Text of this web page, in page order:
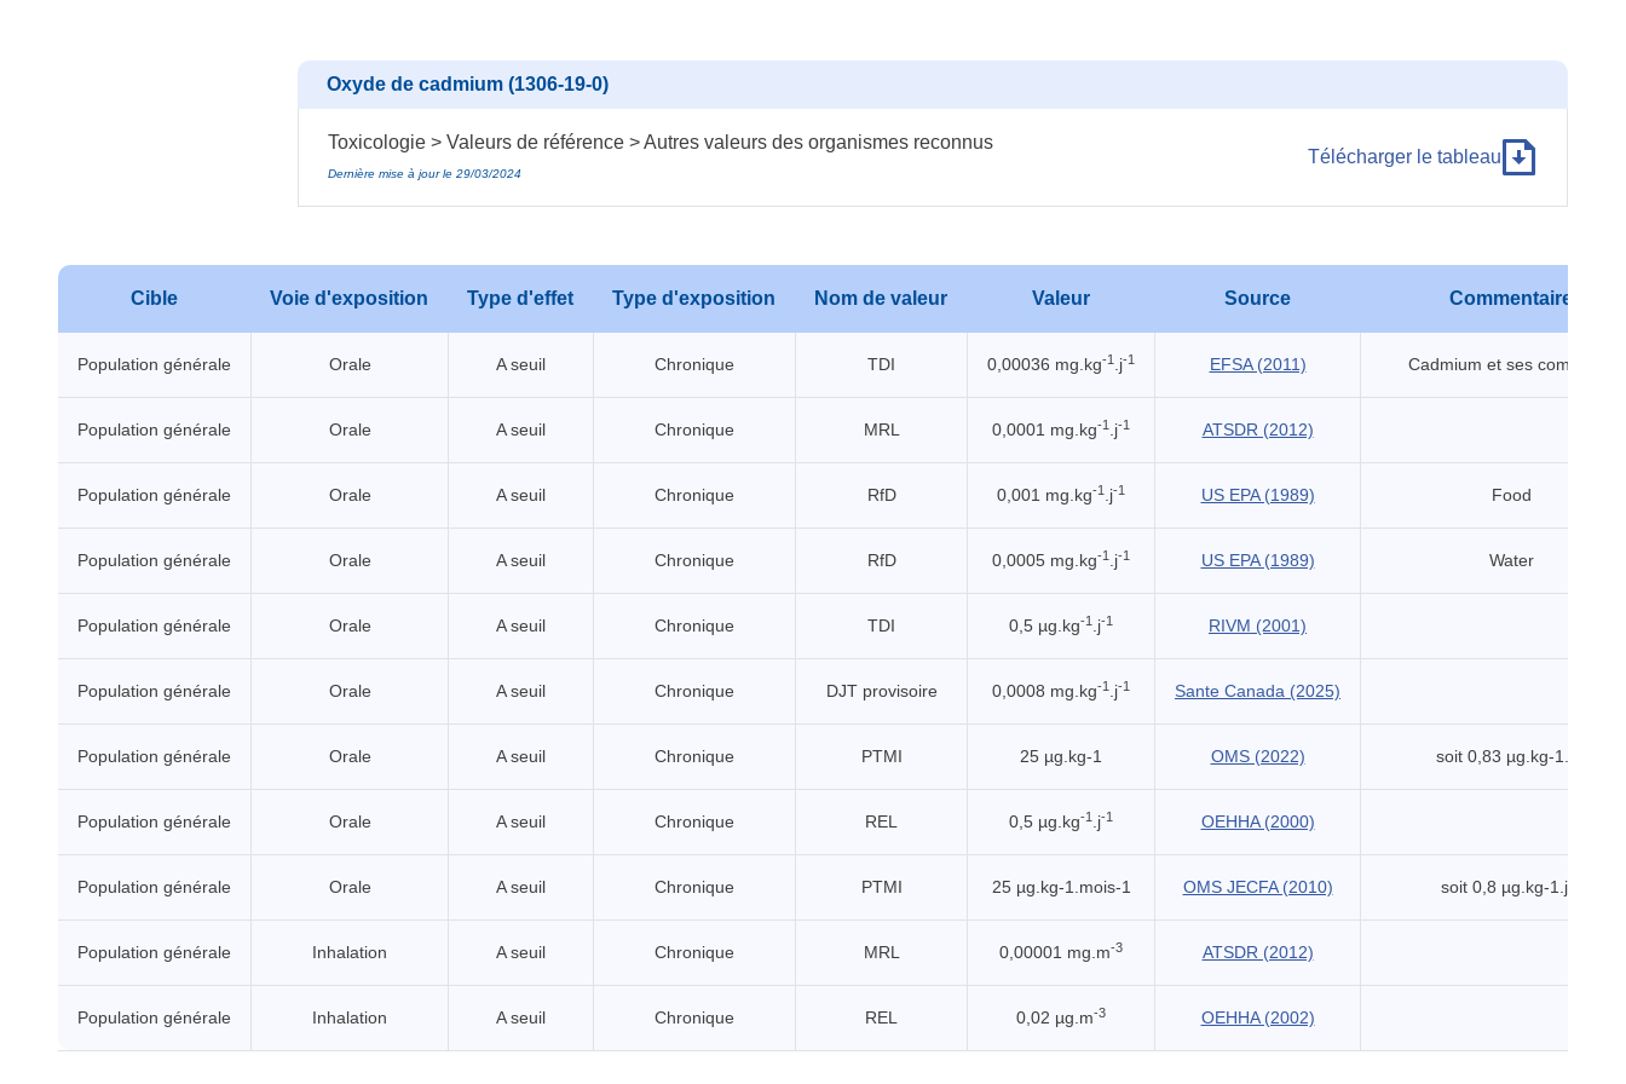
Oxyde de cadmium (1306-19-0)
Toxicologie > Valeurs de référence > Autres valeurs des organismes reconnus
Dernière mise à jour le 29/03/2024
Télécharger le tableau
Cible Voie d'exposition Type d'effet Type d'exposition Nom de valeur Valeur Source Commentaire
Population générale Orale A seuil Chronique TDI 0,00036 mg.kg-1 .j-1 EFSA (2011) Cadmium et ses composés
Population générale Orale A seuil Chronique MRL 0,0001 mg.kg-1 .j-1 ATSDR (2012)
Population générale Orale A seuil Chronique RfD 0,001 mg.kg-1 .j-1 US EPA (1989) Food
Population générale Orale A seuil Chronique RfD 0,0005 mg.kg-1 .j-1 US EPA (1989) Water
Population générale Orale A seuil Chronique TDI 0,5 µg.kg-1 .j-1 RIVM (2001)
Population générale Orale A seuil Chronique DJT provisoire 0,0008 mg.kg-1 .j-1 Sante Canada (2025)
Population générale Orale A seuil Chronique PTMI 25 µg.kg-1 OMS (2022) soit 0,83 µg.kg-1.j-1
Population générale Orale A seuil Chronique REL 0,5 µg.kg-1 .j-1 OEHHA (2000)
Population générale Orale A seuil Chronique PTMI 25 µg.kg-1.mois-1 OMS JECFA (2010) soit 0,8 µg.kg-1.j-1
Population générale Inhalation A seuil Chronique MRL 0,00001 mg.m-3 ATSDR (2012)
Population générale Inhalation A seuil Chronique REL 0,02 µg.m-3 OEHHA (2002)